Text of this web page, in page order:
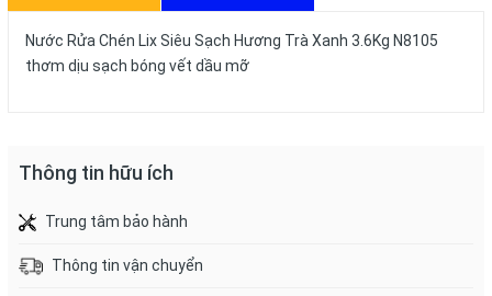
Nước Rửa Chén Lix Siêu Sạch Hương Trà Xanh 3.6Kg N8105
thơm dịu sạch bóng vết dầu mỡ
Thông tin hữu ích
Trung tâm bảo hành
Thông tin vận chuyển